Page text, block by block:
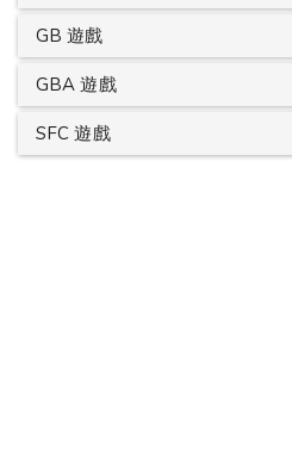
GB 遊戲
GBA 遊戲
SFC 遊戲